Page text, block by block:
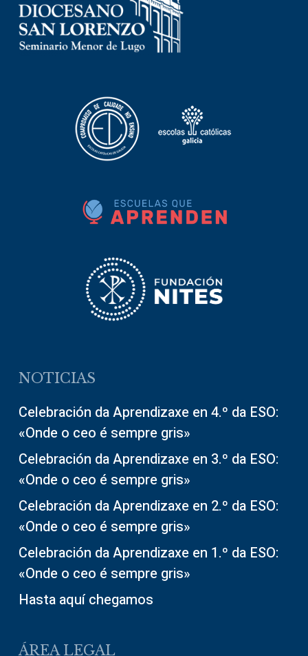
NOTICIAS
Celebración da Aprendizaxe en 4.º da ESO:
«Onde o ceo é sempre gris»
Celebración da Aprendizaxe en 3.º da ESO:
«Onde o ceo é sempre gris»
Celebración da Aprendizaxe en 2.º da ESO:
«Onde o ceo é sempre gris»
Celebración da Aprendizaxe en 1.º da ESO:
«Onde o ceo é sempre gris»
Hasta aquí chegamos
ÁREA LEGAL